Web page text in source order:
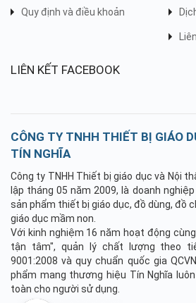
Quy định và điều khoản
LIÊN KẾT FACEBOOK
CÔNG TY TNHH THIẾT BỊ GIÁO
TÍN NGHĨA
Công ty TNHH Thiết bị giáo dục và Nội
lập tháng 05 năm 2009, là doanh
sản phẩm thiết bị giáo dục, đồ dùng, đồ
giáo dục mầm non.
Với kinh nghiệm 16 năm hoạt động
tận tâm", quản lý chất lượng theo
9001:2008 và quy chuẩn quốc gia
phẩm mang thương hiệu Tín Nghĩa
toàn cho người sử dụng.